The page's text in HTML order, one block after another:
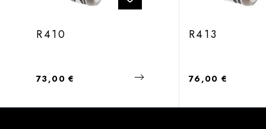
R410
Regulärer Preis:
73,00 €
R413
Regulärer Preis:
76,00 €